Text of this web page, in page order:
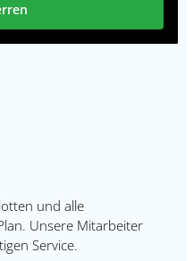
und alle
Unsere Mitarbeiter
Service.